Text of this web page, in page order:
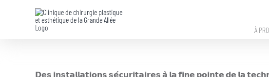
À
𝗗𝗲𝘀 𝗶𝗻𝘀𝘁𝗮𝗹𝗹𝗮𝘁𝗶𝗼𝗻𝘀 𝘀𝗲́𝗰𝘂𝗿𝗶𝘁𝗮𝗶𝗿𝗲𝘀 𝗮̀ 𝗹𝗮 𝗳𝗶𝗻𝗲 𝗽𝗼𝗶𝗻𝘁𝗲 𝗱𝗲 𝗹𝗮